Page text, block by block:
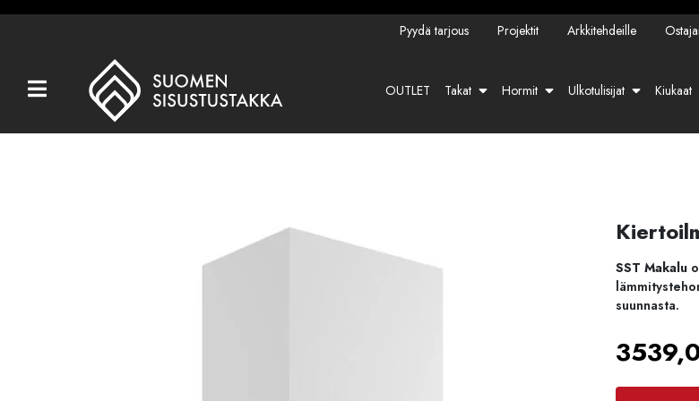
Kaikki tuotteet
Pyydä tarjous Projektit Arkkitehdeille
OUTLET Takat Hormit Ulkotulisijat Kiukaat
SST Makalu
suunnasta.